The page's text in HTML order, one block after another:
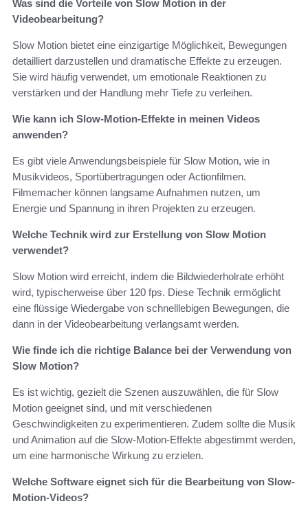
Was sind die Vorteile von Slow Motion in der
Videobearbeitung?
Slow Motion bietet eine einzigartige Möglichkeit, Bewegungen
detailliert darzustellen und dramatische Effekte zu erzeugen.
Sie wird häufig verwendet, um emotionale Reaktionen zu
verstärken und der Handlung mehr Tiefe zu verleihen.
Wie kann ich Slow-Motion-Effekte in meinen Videos
anwenden?
Es gibt viele Anwendungsbeispiele für Slow Motion, wie in
Musikvideos, Sportübertragungen oder Actionfilmen.
Filmemacher können langsame Aufnahmen nutzen, um
Energie und Spannung in ihren Projekten zu erzeugen.
Welche Technik wird zur Erstellung von Slow Motion
verwendet?
Slow Motion wird erreicht, indem die Bildwiederholrate erhöht
wird, typischerweise über 120 fps. Diese Technik ermöglicht
eine flüssige Wiedergabe von schnelllebigen Bewegungen, die
dann in der Videobearbeitung verlangsamt werden.
Wie finde ich die richtige Balance bei der Verwendung von
Slow Motion?
Es ist wichtig, gezielt die Szenen auszuwählen, die für Slow
Motion geeignet sind, und mit verschiedenen
Geschwindigkeiten zu experimentieren. Zudem sollte die Musik
und Animation auf die Slow-Motion-Effekte abgestimmt werden,
um eine harmonische Wirkung zu erzielen.
Welche Software eignet sich für die Bearbeitung von Slow-
Motion-Videos?